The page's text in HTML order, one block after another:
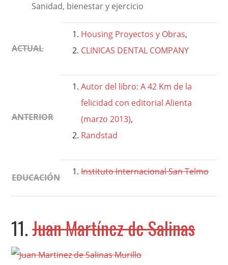
Sanidad, bienestar y ejercicio
ACTUAL
Housing Proyectos y Obras,
CLINICAS DENTAL COMPANY
ANTERIOR
Autor del libro: A 42 Km de la
felicidad con editorial Alienta
(marzo 2013),
Randstad
EDUCACIÓN
Instituto Internacional San Telmo
11.Juan Martínez de Salinas